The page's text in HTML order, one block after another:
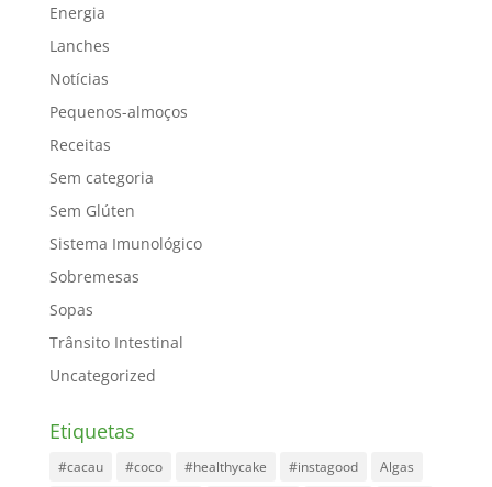
Energia
Lanches
Notícias
Pequenos-almoços
Receitas
Sem categoria
Sem Glúten
Sistema Imunológico
Sobremesas
Sopas
Trânsito Intestinal
Uncategorized
Etiquetas
#cacau #coco #healthycake #instagood
Algas